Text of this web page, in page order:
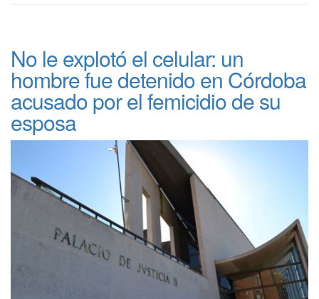
No le explotó el celular: un
hombre fue detenido en Córdoba
acusado por el femicidio de su
esposa